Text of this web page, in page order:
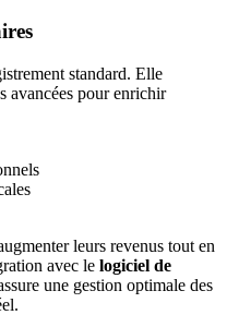
standard. Elle
avancées pour enrichir
leurs revenus tout en
avec le logiciel de
une gestion optimale des